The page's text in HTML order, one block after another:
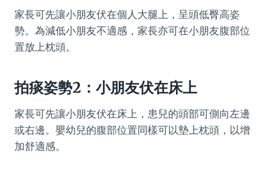
家長可先讓小朋友伏在個人大腿上，呈頭低臀高姿
勢。為減低小朋友不適感，家長亦可在小朋友腹部位
置放上枕頭。
拍痰姿勢2：小朋友伏在床上
家長可先讓小朋友伏在床上，患兒的頭部可側向左邊
或右邊。嬰幼兒的腹部位置同樣可以墊上枕頭，以增
加舒適感。